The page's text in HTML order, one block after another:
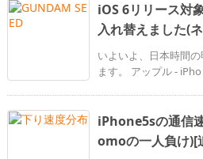
iOS 6リリース対
入れ替えました(
いよいよ、日本時間
ます。 アップル - iPho
iPhone5sの通信
omoの一人負け)[